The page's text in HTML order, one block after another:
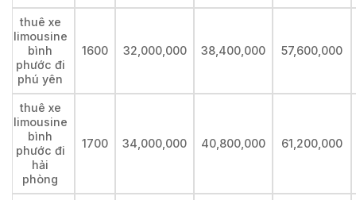
thuê xe
limousine
bình
phước đi
phú yên
1600 32,000,000 38,400,000 57,600,000
thuê xe
limousine
bình
phước đi
hải
phòng
1700 34,000,000 40,800,000 61,200,000